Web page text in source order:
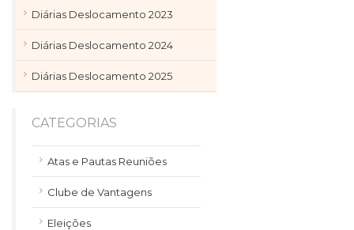
Diárias Deslocamento 2023
Diárias Deslocamento 2024
Diárias Deslocamento 2025
CATEGORIAS
Atas e Pautas Reuniões
Clube de Vantagens
Eleições